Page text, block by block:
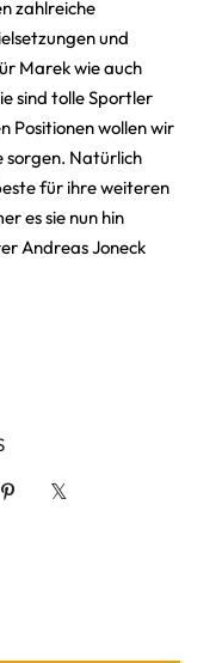
zahlreiche
und
Marek wie auch
sind tolle Sportler
Positionen wollen wir
sorgen. Natürlich
für ihre weiteren
es sie nun hin
Andreas Joneck